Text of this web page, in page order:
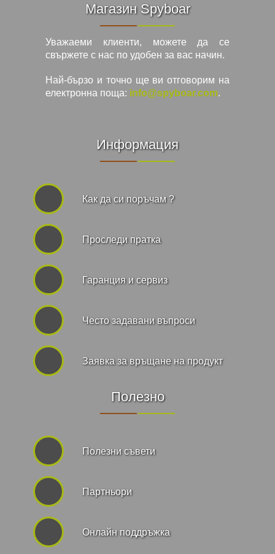
Магазин Spyboar
Уважаеми клиенти, можете да се
свържете с нас по удобен за вас начин.
Най-бързо и точно ще ви отговорим на
електронна поща: info@spyboar.com.
Информация
Как да си поръчам ?
Проследи пратка
Гаранция и сервиз
Често задавани въпроси
Заявка за връщане на продукт
Полезно
Полезни съвети
Партньори
Онлайн поддръжка